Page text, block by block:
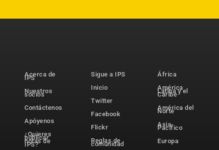
Acerca de
IPS
Nuestros
socios
Contáctenos
Apóyenos
¿Quieres
publicar
notas de
IPS?
Sigue a IPS
Inicio
Twitter
Facebook
Flickr
Reglas de
comunidad
África
América
Latina y el
Caribe
América del
Norte
Asia-
Pacífico
Europa